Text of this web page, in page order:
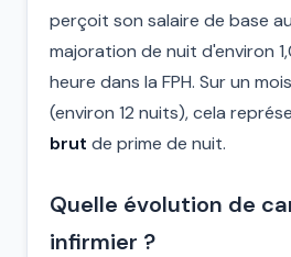
perçoit son salaire de base
majoration de nuit d'environ
heure dans la FPH. Sur un
(environ 12 nuits), cela
brut de prime de nuit.
Quelle évolution de
infirmier ?